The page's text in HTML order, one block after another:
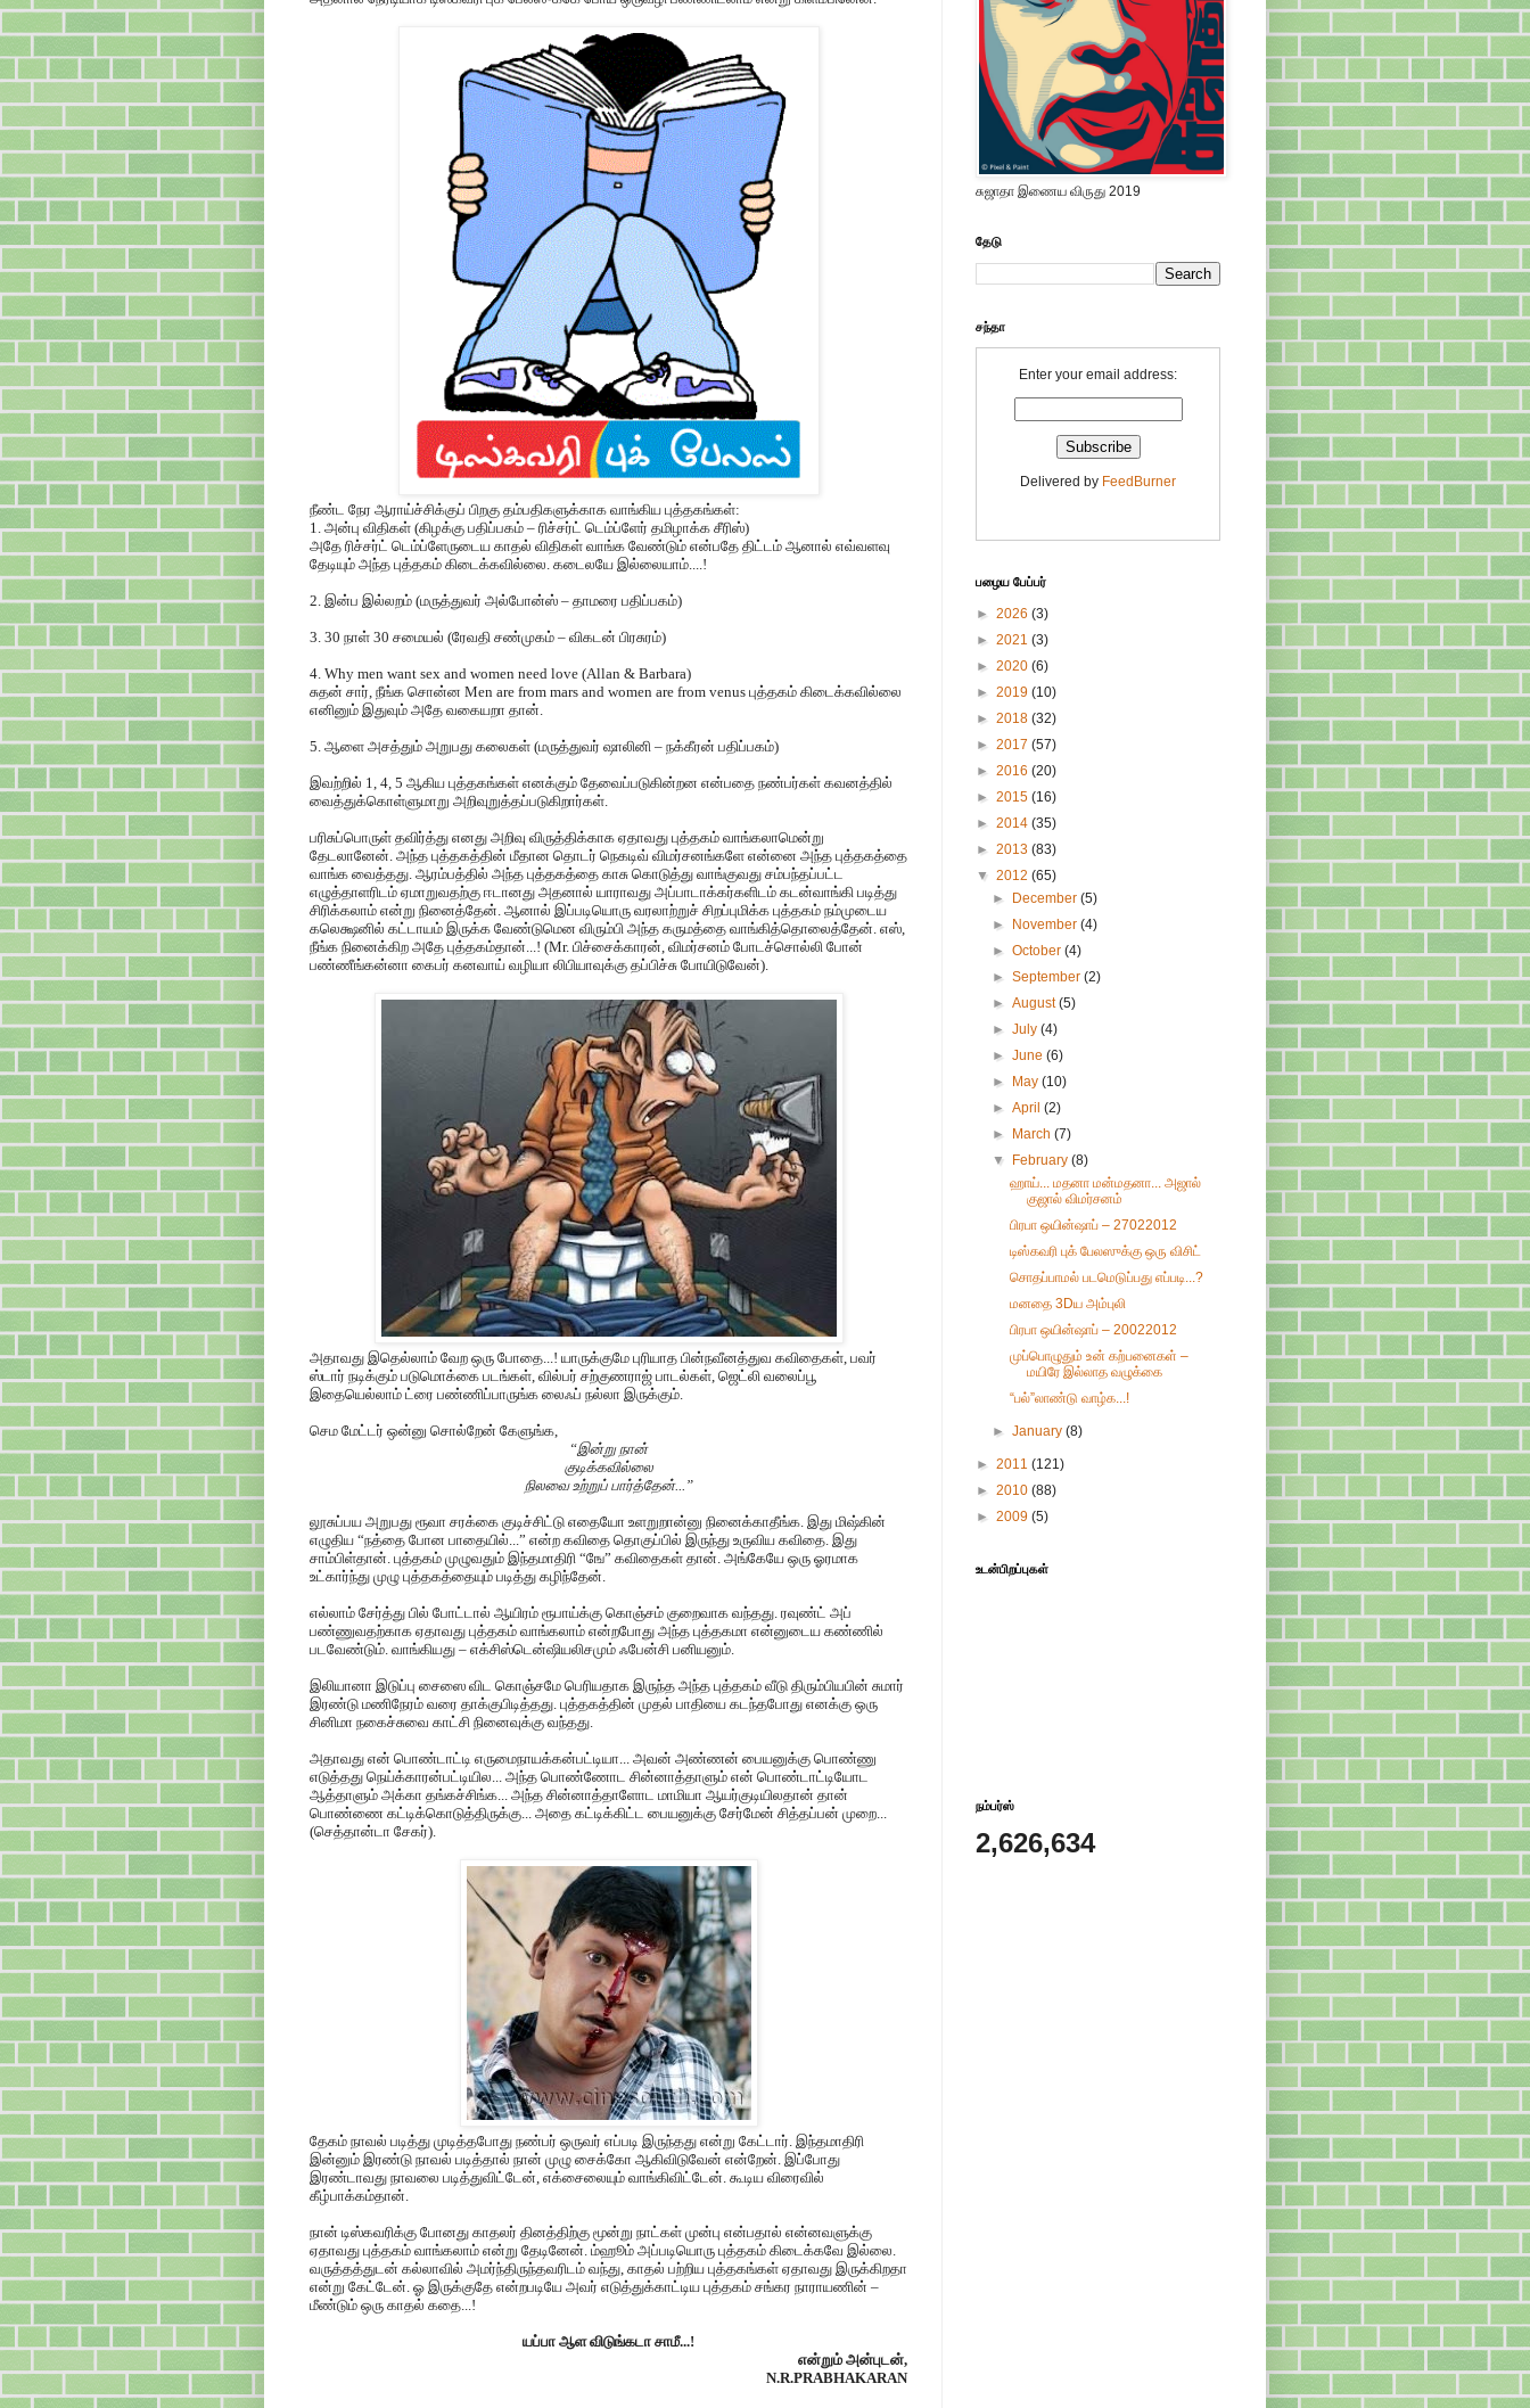
நீண்ட நேர ஆராய்ச்சிக்குப் பிறகு தம்பதிகளுக்காக வாங்கிய புத்தகங்கள்:
1. அன்பு விதிகள் (கிழக்கு பதிப்பகம் – ரிச்சர்ட் டெம்ப்ளேர் தமிழாக்க சீரிஸ்)
அதே ரிச்சர்ட் டெம்ப்ளேருடைய காதல் விதிகள் வாங்க வேண்டும் என்பதே திட்டம் ஆனால் எவ்வளவு
தேடியும் அந்த புத்தகம் கிடைக்கவில்லை. கடைலயே இல்லையாம்....!
2. இன்ப இல்லறம் (மருத்துவர் அல்போன்ஸ் – தாமரை பதிப்பகம்)
3. 30 நாள் 30 சமையல் (ரேவதி சண்முகம் – விகடன் பிரசுரம்)
4. Why men want sex and women need love (Allan & Barbara)
சுதன் சார், நீங்க சொன்ன Men are from mars and women are from venus புத்தகம் கிடைக்கவில்லை
எனினும் இதுவும் அதே வகையறா தான்.
5. ஆளை அசத்தும் அறுபது கலைகள் (மருத்துவர் ஷாலினி – நக்கீரன் பதிப்பகம்)
இவற்றில் 1, 4, 5 ஆகிய புத்தகங்கள் எனக்கும் தேவைப்படுகின்றன என்பதை நண்பர்கள் கவனத்தில்
வைத்துக்கொள்ளுமாறு அறிவுறுத்தப்படுகிறார்கள்.
பரிசுப்பொருள் தவிர்த்து எனது அறிவு விருத்திக்காக ஏதாவது புத்தகம் வாங்கலாமென்று
தேடலானேன். அந்த புத்தகத்தின் மீதான தொடர் நெகடிவ் விமர்சனங்களே என்னை அந்த புத்தகத்தை
வாங்க வைத்தது. ஆரம்பத்தில் அந்த புத்தகத்தை காசு கொடுத்து வாங்குவது சம்பந்தப்பட்ட
எழுத்தாளரிடம் ஏமாறுவதற்கு ஈடானது அதனால் யாராவது அப்பாடாக்கர்களிடம் கடன்வாங்கி படித்து
சிரிக்கலாம் என்று நினைத்தேன். ஆனால் இப்படியொரு வரலாற்றுச் சிறப்புமிக்க புத்தகம் நம்முடைய
கலெக்ஷனில் கட்டாயம் இருக்க வேண்டுமென விரும்பி அந்த கருமத்தை வாங்கித்தொலைத்தேன். எஸ்,
நீங்க நினைக்கிற அதே புத்தகம்தான்...! (Mr. பிச்சைக்காரன், விமர்சனம் போடச்சொல்லி போன்
பண்ணீங்கன்னா கைபர் கனவாய் வழியா லிபியாவுக்கு தப்பிச்சு போயிடுவேன்).
அதாவது இதெல்லாம் வேற ஒரு போதை...! யாருக்குமே புரியாத பின்நவீனத்துவ கவிதைகள், பவர்
ஸ்டார் நடிக்கும் படுமொக்கை படங்கள், வில்பர் சற்குணராஜ் பாடல்கள், ஜெட்லி வலைப்பூ
இதையெல்லாம் ட்ரை பண்ணிப்பாருங்க லைஃப் நல்லா இருக்கும்.
செம மேட்டர் ஒன்னு சொல்றேன் கேளுங்க,
“இன்று நான்
குடிக்கவில்லை
நிலவை உற்றுப் பார்த்தேன்...”
லூசுப்பய அறுபது ரூவா சரக்கை குடிச்சிட்டு எதையோ உளறுறான்னு நினைக்காதீங்க. இது மிஷ்கின்
எழுதிய “நத்தை போன பாதையில்...” என்ற கவிதை தொகுப்பில் இருந்து உருவிய கவிதை. இது
சாம்பிள்தான். புத்தகம் முழுவதும் இந்தமாதிரி “ஙே” கவிதைகள் தான். அங்கேயே ஒரு ஓரமாக
உட்கார்ந்து முழு புத்தகத்தையும் படித்து கழிந்தேன்.
எல்லாம் சேர்த்து பில் போட்டால் ஆயிரம் ரூபாய்க்கு கொஞ்சம் குறைவாக வந்தது. ரவுண்ட் அப்
பண்ணுவதற்காக ஏதாவது புத்தகம் வாங்கலாம் என்றபோது அந்த புத்தகமா என்னுடைய கண்ணில்
படவேண்டும். வாங்கியது – எக்சிஸ்டென்ஷியலிசமும் ஃபேன்சி பனியனும்.
இலியானா இடுப்பு சைஸை விட கொஞ்சமே பெரியதாக இருந்த அந்த புத்தகம் வீடு திரும்பியபின் சுமார்
இரண்டு மணிநேரம் வரை தாக்குபிடித்தது. புத்தகத்தின் முதல் பாதியை கடந்தபோது எனக்கு ஒரு
சினிமா நகைச்சுவை காட்சி நினைவுக்கு வந்தது.
அதாவது என் பொண்டாட்டி எருமைநாயக்கன்பட்டியா... அவன் அண்ணன் பையனுக்கு பொண்ணு
எடுத்தது நெய்க்காரன்பட்டியில... அந்த பொண்ணோட சின்னாத்தாளும் என் பொண்டாட்டியோட
ஆத்தாளும் அக்கா தங்கச்சிங்க... அந்த சின்னாத்தாளோட மாமியா ஆயர்குடியிலதான் தான்
பொண்ணை கட்டிக்கொடுத்திருக்கு... அதை கட்டிக்கிட்ட பையனுக்கு சேர்மேன் சித்தப்பன் முறை...
(செத்தான்டா சேகர்).
தேகம் நாவல் படித்து முடித்தபோது நண்பர் ஒருவர் எப்படி இருந்தது என்று கேட்டார். இந்தமாதிரி
இன்னும் இரண்டு நாவல் படித்தால் நான் முழு சைக்கோ ஆகிவிடுவேன் என்றேன். இப்போது
இரண்டாவது நாவலை படித்துவிட்டேன், எக்சைலையும் வாங்கிவிட்டேன். கூடிய விரைவில்
கீழ்பாக்கம்தான்.
நான் டிஸ்கவரிக்கு போனது காதலர் தினத்திற்கு மூன்று நாட்கள் முன்பு என்பதால் என்னவளுக்கு
ஏதாவது புத்தகம் வாங்கலாம் என்று தேடினேன். ம்ஹூம் அப்படியொரு புத்தகம் கிடைக்கவே இல்லை.
வருத்தத்துடன் கல்லாவில் அமர்ந்திருந்தவரிடம் வந்து, காதல் பற்றிய புத்தகங்கள் ஏதாவது இருக்கிறதா
என்று கேட்டேன். ஓ இருக்குதே என்றபடியே அவர் எடுத்துக்காட்டிய புத்தகம் சங்கர நாராயணின் –
மீண்டும் ஒரு காதல் கதை...!
யப்பா ஆள விடுங்கடா சாமீ...!
என்றும் அன்புடன்,
N.R.PRABHAKARAN
சுஜாதா இணைய விருது 2019
தேடு
சந்தா
Enter your email address:
Delivered by FeedBurner
பழைய பேப்பர்
► 2026 (3)
► 2021 (3)
► 2020 (6)
► 2019 (10)
► 2018 (32)
► 2017 (57)
► 2016 (20)
► 2015 (16)
► 2014 (35)
► 2013 (83)
▼ 2012 (65)
►
December(5)
►
November(4)
►October(4)
►September(2)
►August(5)
►July(4)
►June(6)
►
May(10)
►April(2)
►
March(7)
▼
February(8)
ஹாய்... மதனா மன்மதனா... அஜால்
குஜால் விமர்சனம்
பிரபா ஒயின்ஷாப் – 27022012
டிஸ்கவரி புக் பேலஸுக்கு ஒரு விசிட்
சொதப்பாமல் படமெடுப்பது எப்படி...?
மனதை 3Dய அம்புலி
பிரபா ஒயின்ஷாப் – 20022012
முப்பொழுதும் உன் கற்பனைகள் –
மயிரே இல்லாத வழுக்கை
“பல்”லாண்டு வாழ்க...!
►January(8)
► 2011 (121)
► 2010 (88)
► 2009 (5)
உடன்பிறப்புகள்
நம்பர்ஸ்
2,626,634